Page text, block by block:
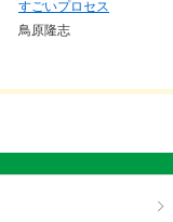
すごいプロセス
鳥原隆志